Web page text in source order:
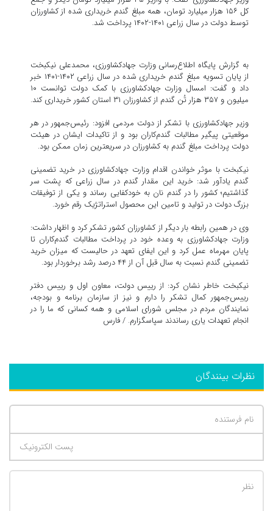
کل ۱۵۶ هزار میلیارد تومان، همه مبلغ گندم خریداری شده از کشاورزان
توسط دولت در سال زراعی ۱۴۰۱-۱۴۰۲ پرداخت شد.
به گزارش پایگاه اطلاع‌رسانی وزارت جهادکشاورزی، محمدعلی نیکبخت
از پایان تسویه مبلغ گندم خریداری شده در سال زراعی ۱۴۰۲-۱۴۰۱ خبر
داد و گفت: امسال وزارت جهادکشاورزی با کمک دولت توانست ۱۰
میلیون و ۳۵۷ هزار تُن گندم از کشاورزان ۳۱ استان کشور خریداری کند.
وزیر جهادکشاورزی با تشکر از دولت مردمی افزود: رئیس‌جمهور در هر
موقعیتی پیگیر مطالبات گندم‌کاران بود و از تاکیدات ایشان در ه‍یئت
دولت پرداخت مبلغ گندم به کشاورزان در سریعترین زمان ممکن بود.
نیکبخت با موثر خواندن اقدام وزارت جهادکشاورزی در خرید تضمینی
گندم یادآور شد: خرید این مقدار گندم در سال زراعی که پشت سر
گذاشتیم؛ کشور را در گندم نان به خودکفایی رساند و یکی از توفیقات
بزرگ دولت در تولید و تامین این محصول استراتژیک رقم خورد.
وی در همین رابطه بار دیگر از کشاورزان کشور تشکر کرد و اظهار داشت:
وزارت جهادکشاورزی به وعده خود در پرداخت مطالبات گندم‌کاران تا
پایان مهرماه عمل کرد و این ایفای تعهد در حالیست که میزان خرید
تضمینی گندم نسبت به سال قبل آن از ۴۴ درصد رشد برخوردار بود.
نیکبخت خاطر نشان کرد: از رییس دولت، معاون اول و رییس دفتر
رییس‌جمهور کمال تشکر را دارم و نیز از سازمان برنامه و بودجه،
نمایندگان مردم در مجلس شورای اسلامی و همه کسانی که ما را در
انجام تعهدات یاری رساندند سپاسگزارم. / فارس
نظرات بینندگان